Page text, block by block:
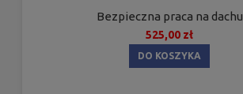
Bezpieczna praca na dachu
525,00 zł
DO KOSZYKA